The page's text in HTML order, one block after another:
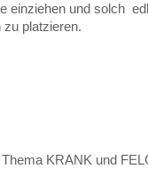
einziehen und solch
platzieren.
KRANK und